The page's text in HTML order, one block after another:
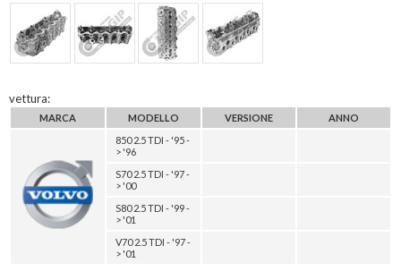
vettura:
MARCA MODELLO VERSIONE
ANNO
850 2.5 TDI - '95 -
> '96
S70 2.5 TDI - '97 -
> '00
S80 2.5 TDI - '99 -
> '01
V70 2.5 TDI - '97 -
> '01